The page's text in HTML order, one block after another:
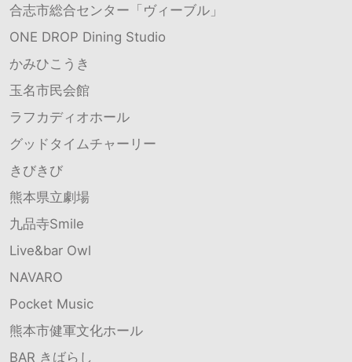
合志市総合センター「ヴィーブル」
ONE DROP Dining Studio
かみひこうき
玉名市民会館
ラフカディオホール
グッドタイムチャーリー
きびきび
熊本県立劇場
九品寺Smile
Live&bar Owl
NAVARO
Pocket Music
熊本市健軍文化ホール
BAR きばらし